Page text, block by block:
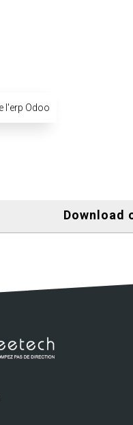
Download